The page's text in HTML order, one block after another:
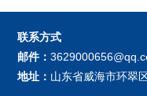
联系方式
邮件：
地址： 山东省威海市环翠